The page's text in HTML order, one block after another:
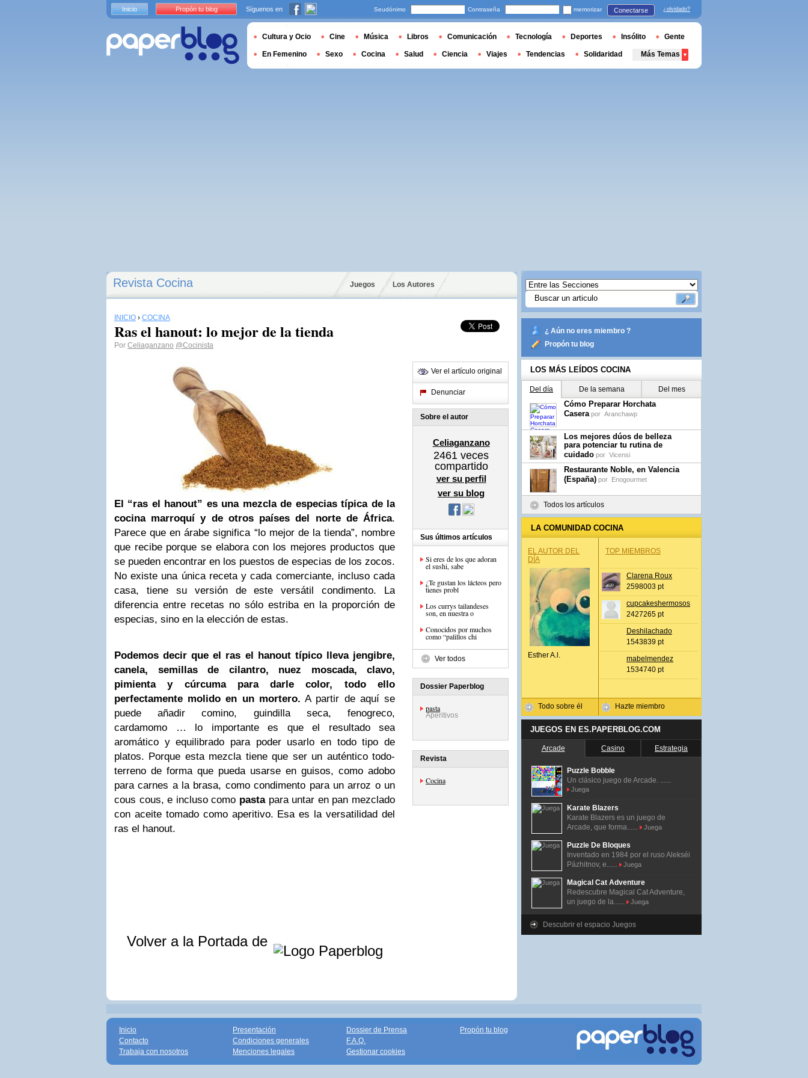
Revista Cocina Juegos Los Autores
INICIO › COCINA
Ras el hanout: lo mejor de la tienda
Por Celiaganzano @Cocinista
El “ras el hanout” es una mezcla de especias típica de la
cocina marroquí y de otros países del norte de África.
Parece que en árabe significa “lo mejor de la tienda”, nombre
que recibe porque se elabora con los mejores productos que
se pueden encontrar en los puestos de especias de los zocos.
No existe una única receta y cada comerciante, incluso cada
casa, tiene su versión de este versátil condimento. La
diferencia entre recetas no sólo estriba en la proporción de
especias, sino en la elección de estas.
Podemos decir que el ras el hanout típico lleva jengibre,
canela, semillas de cilantro, nuez moscada, clavo,
pimienta y cúrcuma para darle color, todo ello
perfectamente molido en un mortero. A partir de aquí se
puede añadir comino, guindilla seca, fenogreco,
cardamomo … lo importante es que el resultado sea
aromático y equilibrado para poder usarlo en todo tipo de
platos. Porque esta mezcla tiene que ser un auténtico todo-
terreno de forma que pueda usarse en guisos, como adobo
para carnes a la brasa, como condimento para un arroz o un
cous cous, e incluso como pastapara untar en pan mezclado
con aceite tomado como aperitivo. Esa es la versatilidad del
ras el hanout.
Volver a la Portada de
Ver el artículo original
Denunciar
Sobre el autor
Celiaganzano
2461 veces
compartido
ver su perfil
ver su blog
Sus últimos artículos
Si eres de los que adoran
el sushi, sabe
¿Te gustan los lácteos pero
tienes probl
Los currys tailandeses
son, en nuestra o
Conocidos por muchos
como “palillos chi
Ver todos
Dossier Paperblog
pasta
Aperitivos
Revista
Cocina
¿ Aún no eres miembro ?
Propón tu blog
LOS MÁS LEÍDOS COCINA
Del día De la semana Del mes
Cómo Preparar Horchata
Casera por Aranchawp
Los mejores dúos de belleza
para potenciar tu rutina de
cuidado por Vicensi
Restaurante Noble, en Valencia
(España) por Enogourmet
Todos los artículos
LA COMUNIDAD COCINA
EL AUTOR DEL
DÍA
Esther A.l.
Todo sobre él
TOP MIEMBROS
Clarena Roux
2598003 pt
cupcakeshermosos
2427265 pt
Deshilachado
1543839 pt
mabelmendez
1534740 pt
Hazte miembro
JUEGOS EN ES.PAPERBLOG.COM
Arcade Casino Estrategia
Puzzle Bobble
Un clásico juego de Arcade. ......
Juega
Karate Blazers
Karate Blazers es un juego de
Arcade, que forma......
Juega
Puzzle De Bloques
Inventado en 1984 por el ruso Alekséi
Pázhitnov, e......
Juega
Magical Cat Adventure
Redescubre Magical Cat Adventure,
un juego de la......
Juega
Descubrir el espacio Juegos
Inicio Propón tu blog Síguenos en Seudónimo Contraseña memorizar Conectarse ¿olvidado?
Cultura y Ocio Cine Música Libros Comunicación Tecnología Deportes Insólito Gente
En Femenino Sexo Cocina Salud Ciencia Viajes Tendencias Solidaridad Más Temas
Inicio
Contacto
Trabaja con nosotros
Presentación
Condiciones generales
Menciones legales
Dossier de Prensa
F.A.Q.
Gestionar cookies
Propón tu blog